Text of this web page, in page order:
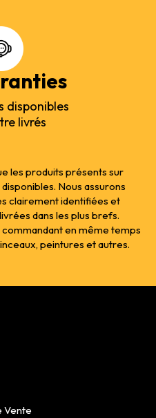
disponibles
livrés
les produits présents sur
Nous assurons
clairement identifiées et
dans les plus brefs.
en même temps
peintures et autres.
Vente